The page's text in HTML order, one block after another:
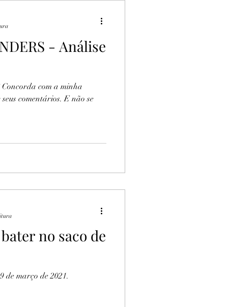
- Análise
com a minha
comentários. E não se
no saco de
de março de 2021.